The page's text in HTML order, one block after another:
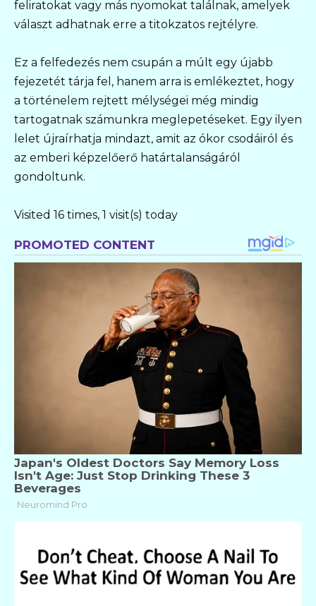
feliratokat vagy más nyomokat találnak, amelyek
választ adhatnak erre a titokzatos rejtélyre.
Ez a felfedezés nem csupán a múlt egy újabb
fejezetét tárja fel, hanem arra is emlékeztet, hogy
a történelem rejtett mélységei még mindig
tartogatnak számunkra meglepetéseket. Egy ilyen
lelet újraírhatja mindazt, amit az ókor csodáiról és
az emberi képzelőerő határtalanságáról
gondoltunk.
Visited 16 times, 1 visit(s) today